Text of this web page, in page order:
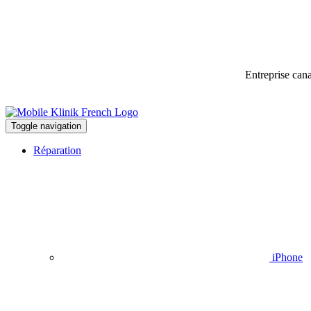
Entreprise
Toggle navigation
Réparation
iPhone